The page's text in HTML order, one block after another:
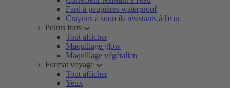
Fard à paupières waterproof
Crayons à sourcils résistants à l'eau
Points forts
Tout afficher
Maquillage glow
Maquillage végétalien
Format voyage
Tout afficher
Yeux